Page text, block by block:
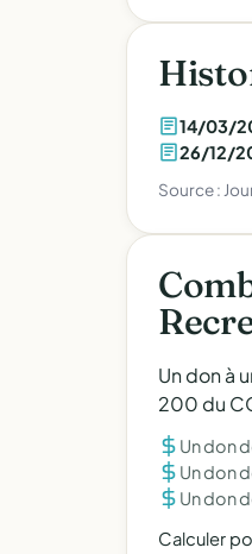
14/03/
26/12/
Source :
Un don à
200 du
Un don
Un don
Un don
Calculer